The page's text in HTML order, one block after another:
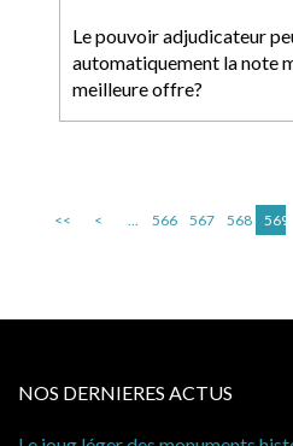
Le pouvoir adjudicateur
automatiquement la note
meilleure offre?
<< < ... 566 567 568 569
NOS DERNIERES ACTUS